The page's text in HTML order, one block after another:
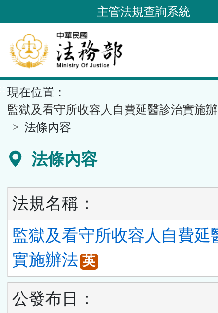
到
要
內
容
區
塊
主管法規查詢系統
現在位置：
監獄及看守所收容人自費延醫診治實施
法條內容
法條內容
法規名稱：
監獄及看守所收容人自費延
實施辦法 英
公發布日：